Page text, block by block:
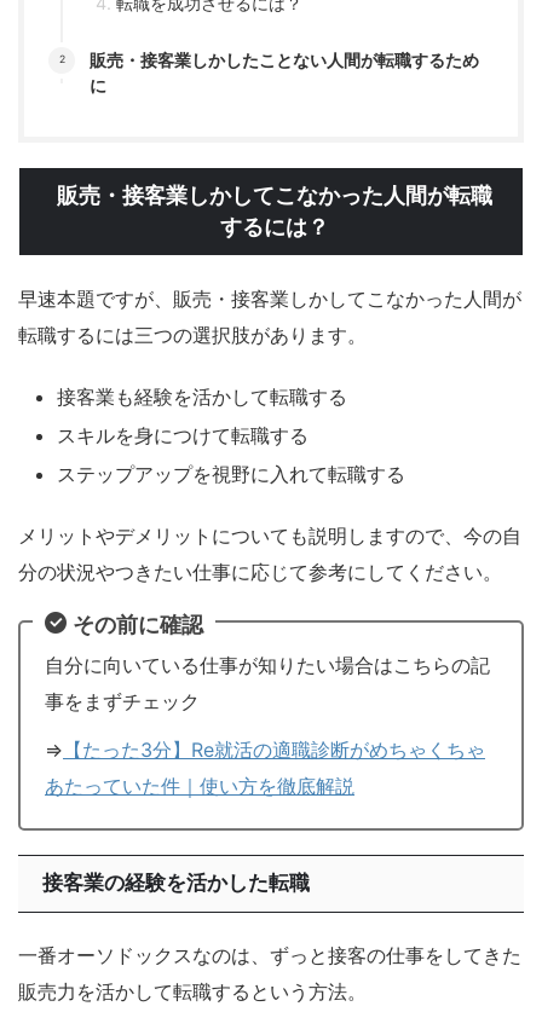
販売・接客業しかしたことない人間が転職するため
に
販売・接客業しかしてこなかった人間が転職
するには？
早速本題ですが、販売・接客業しかしてこなかった人間が
転職するには三つの選択肢があります。
接客業も経験を活かして転職する
スキルを身につけて転職する
ステップアップを視野に入れて転職する
メリットやデメリットについても説明しますので、今の自
分の状況やつきたい仕事に応じて参考にしてください。
その前に確認
自分に向いている仕事が知りたい場合はこちらの記
事をまずチェック
⇒ 【たった3分】Re就活の適職診断がめちゃくちゃ
あたっていた件｜使い方を徹底解説
接客業の経験を活かした転職
一番オーソドックスなのは、ずっと接客の仕事をしてきた
販売力を活かして転職するという方法。